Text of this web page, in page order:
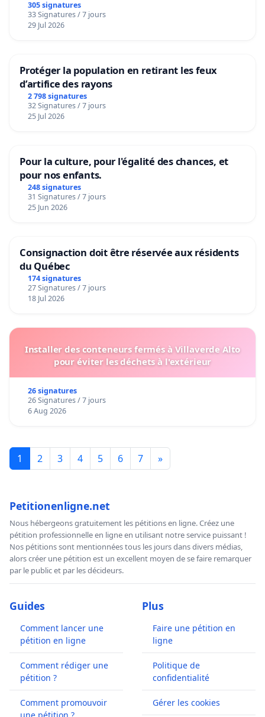
305 signatures
33 Signatures / 7 jours
29 Jul 2026
Protéger la population en retirant les feux
d’artifice des rayons
2 798 signatures
32 Signatures / 7 jours
25 Jul 2026
Pour la culture, pour l'égalité des chances, et
pour nos enfants.
248 signatures
31 Signatures / 7 jours
25 Jun 2026
Consignaction doit être réservée aux résidents
du Québec
174 signatures
27 Signatures / 7 jours
18 Jul 2026
Installer des conteneurs fermés à Villaverde Alto
pour éviter les déchets à l'extérieur
26 signatures
26 Signatures / 7 jours
6 Aug 2026
1 2 3 4 5 6 7 »
Petitionenligne.net
Nous hébergeons gratuitement les pétitions en ligne. Créez une
pétition professionnelle en ligne en utilisant notre service puissant !
Nos pétitions sont mentionnées tous les jours dans divers médias,
alors créer une pétition est un excellent moyen de se faire remarquer
par le public et par les décideurs.
Guides
Comment lancer une
pétition en ligne
Comment rédiger une
pétition ?
Comment promouvoir
Plus
Faire une pétition en
ligne
Politique de
confidentialité
Gérer les cookies